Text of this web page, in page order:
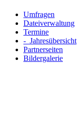
Umfragen
Dateiverwaltung
Termine
- Jahresübersicht
Partnerseiten
Bildergalerie